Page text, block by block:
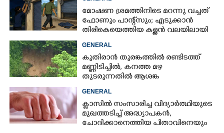
മോഷണ ശ്രമത്തിനിടെ മറന്നു വച്ചത്
ഫോണും പാന്റ്സും; എടുക്കാൻ
തിരികെയെത്തിയ കള്ളൻ വലയിലായി
GENERAL
കുതിരാൻ തുരങ്കത്തിൽ രണ്ടിടത്ത്
മണ്ണിടിച്ചിൽ, കനത്ത മഴ
തുടരുന്നതിൽ ആശങ്ക
GENERAL
ക്ളാസിൽ സംസാരിച്ച വിദ്യാർത്ഥിയുടെ
മുഖത്തടിച്ച് അദ്ധ്യാപകൻ,
ചോദിക്കാനെത്തിയ പിതാവിനെയും